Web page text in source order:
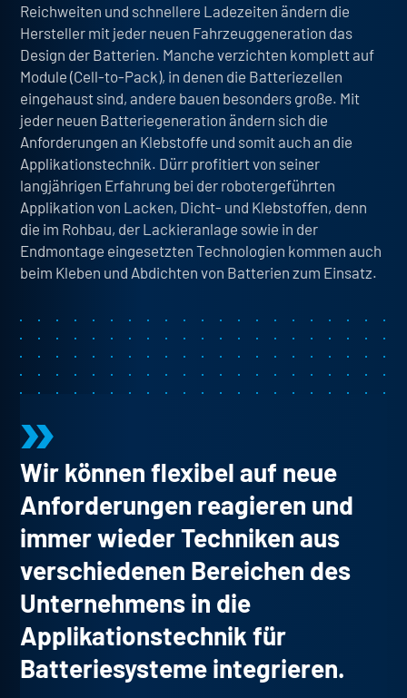
Reichweiten und schnellere Ladezeiten ändern die
Hersteller mit jeder neuen Fahrzeuggeneration das
Design der Batterien. Manche verzichten komplett auf
Module (Cell-to-Pack), in denen die Batteriezellen
eingehaust sind, andere bauen besonders große. Mit
jeder neuen Batteriegeneration ändern sich die
Anforderungen an Klebstoffe und somit auch an die
Applikationstechnik. Dürr profitiert von seiner
langjährigen Erfahrung bei der robotergeführten
Applikation von Lacken, Dicht- und Klebstoffen, denn
die im Rohbau, der Lackieranlage sowie in der
Endmontage eingesetzten Technologien kommen auch
beim Kleben und Abdichten von Batterien zum Einsatz.
Wir können flexibel auf neue
Anforderungen reagieren und
immer wieder Techniken aus
verschiedenen Bereichen des
Unternehmens in die
Applikationstechnik für
Batteriesysteme integrieren.